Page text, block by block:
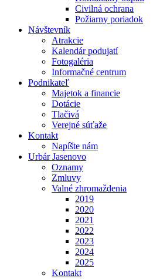
Civilná ochrana
Požiarny poriadok
Návštevník
Atrakcie
Kalendár podujatí
Fotogaléria
Informačné centrum
Podnikateľ
Majetok a financie
Dotácie
Tlačivá
Verejné súťaže
Kontakt
Napíšte nám
Urbár Jasenovo
Oznamy
Zmluvy
Valné zhromaždenia
2019
2020
2021
2022
2023
2024
2025
Kontakt